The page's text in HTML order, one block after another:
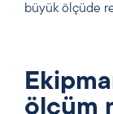
büyük ölçüde
ölçüm